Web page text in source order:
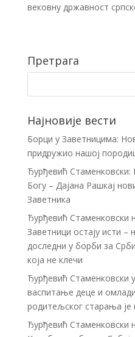
вековну државност
Претрага
Најновије вести
Борци у Заветницима:
придружио нашој
Ђурђевић Стаменковски:
Богу – Дајана Рашкај
Заветника
Ђурђевић Стаменковски
Заветници остају исти
доследни у борби за
која не клечи
Ђурђевић Стаменковски
васпитање деце и
родитељског старања
Ђурђевић Стаменковски